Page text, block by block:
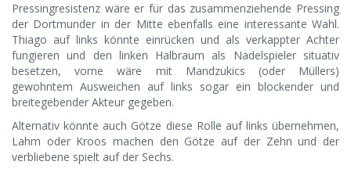
Pressingresistenz wäre er für das zusammenziehende Pressing
der Dortmunder in der Mitte ebenfalls eine interessante Wahl.
Thiago auf links könnte einrücken und als verkappter Achter
fungieren und den linken Halbraum als Nadelspieler situativ
besetzen, vorne wäre mit Mandzukics (oder Müllers)
gewohntem Ausweichen auf links sogar ein blockender und
breitegebender Akteur gegeben.
Alternativ könnte auch Götze diese Rolle auf links übernehmen,
Lahm oder Kroos machen den Götze auf der Zehn und der
verbliebene spielt auf der Sechs.